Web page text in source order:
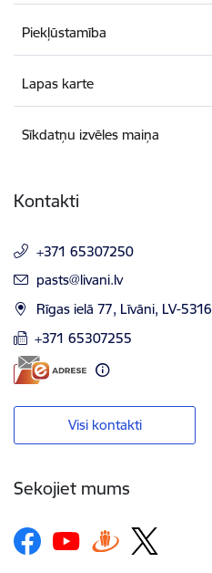
Piekļūstamība
Lapas karte
Sīkdatņu izvēles maiņa
Kontakti
+371 65307250
E-pasts:
pasts@livani.lv
Rīgas ielā 77, Līvāni, LV-5316
+371 65307255
Visi kontakti
Sekojiet mums